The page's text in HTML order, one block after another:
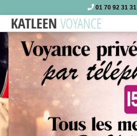
01 70 92 31 31